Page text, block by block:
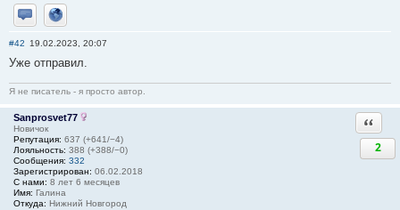
Отправить личное сообщение
Сайт
#42 19.02.2023, 20:07
Уже отправил.
Я не писатель - я просто автор.
Sanprosvet77
Новичок
Репутация: 637 (+641/−4)
Лояльность: 388 (+388/−0)
Сообщения: 332
Зарегистрирован: 06.02.2018
С нами: 8 лет 6 месяцев
Имя: Галина
Откуда: Нижний Новгород
2